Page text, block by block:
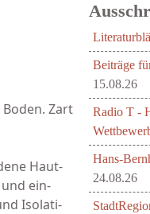
Zart
Haut-
ein-
Isolati-
Beiträge
15.08.26
Radio T -
Hans-
24.08.26